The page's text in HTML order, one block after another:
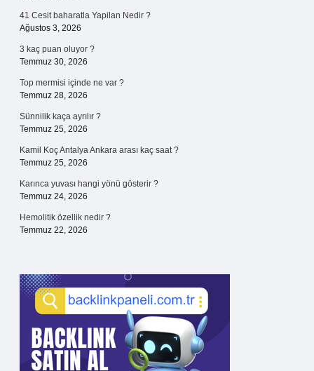
41 Cesit baharatla Yapilan Nedir ?
Ağustos 3, 2026
3 kaç puan oluyor ?
Temmuz 30, 2026
Top mermisi içinde ne var ?
Temmuz 28, 2026
Sünnilik kaça ayrılır ?
Temmuz 25, 2026
Kamil Koç Antalya Ankara arası kaç saat ?
Temmuz 25, 2026
Karınca yuvası hangi yönü gösterir ?
Temmuz 24, 2026
Hemolitik özellik nedir ?
Temmuz 22, 2026